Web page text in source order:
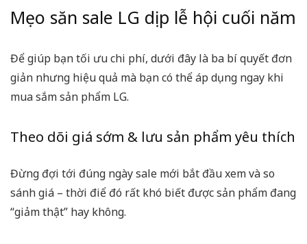
Mẹo săn sale LG dịp lễ hội cuối năm
Để giúp bạn tối ưu chi phí, dưới đây là ba bí quyết đơn
giản nhưng hiệu quả mà bạn có thể áp dụng ngay khi
mua sắm sản phẩm LG.
Theo dõi giá sớm & lưu sản phẩm yêu thích
Đừng đợi tới đúng ngày sale mới bắt đầu xem và so
sánh giá – thời điể đó rất khó biết được sản phẩm đang
“giảm thật” hay không.